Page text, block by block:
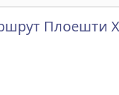
Плоешти